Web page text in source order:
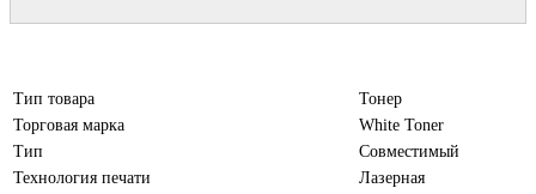
Тип товара
Тонер
Торговая марка
White Toner
Тип
Совместимый
Технология печати
Лазерная